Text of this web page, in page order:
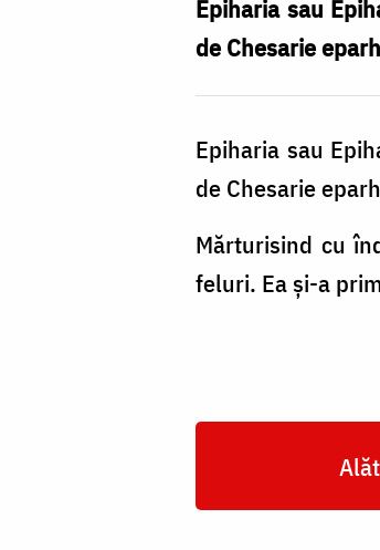
Epiharia sau
de Chesarie
Epiharia sau
de Chesarie
Mărturisind cu
feluri. Ea și-a